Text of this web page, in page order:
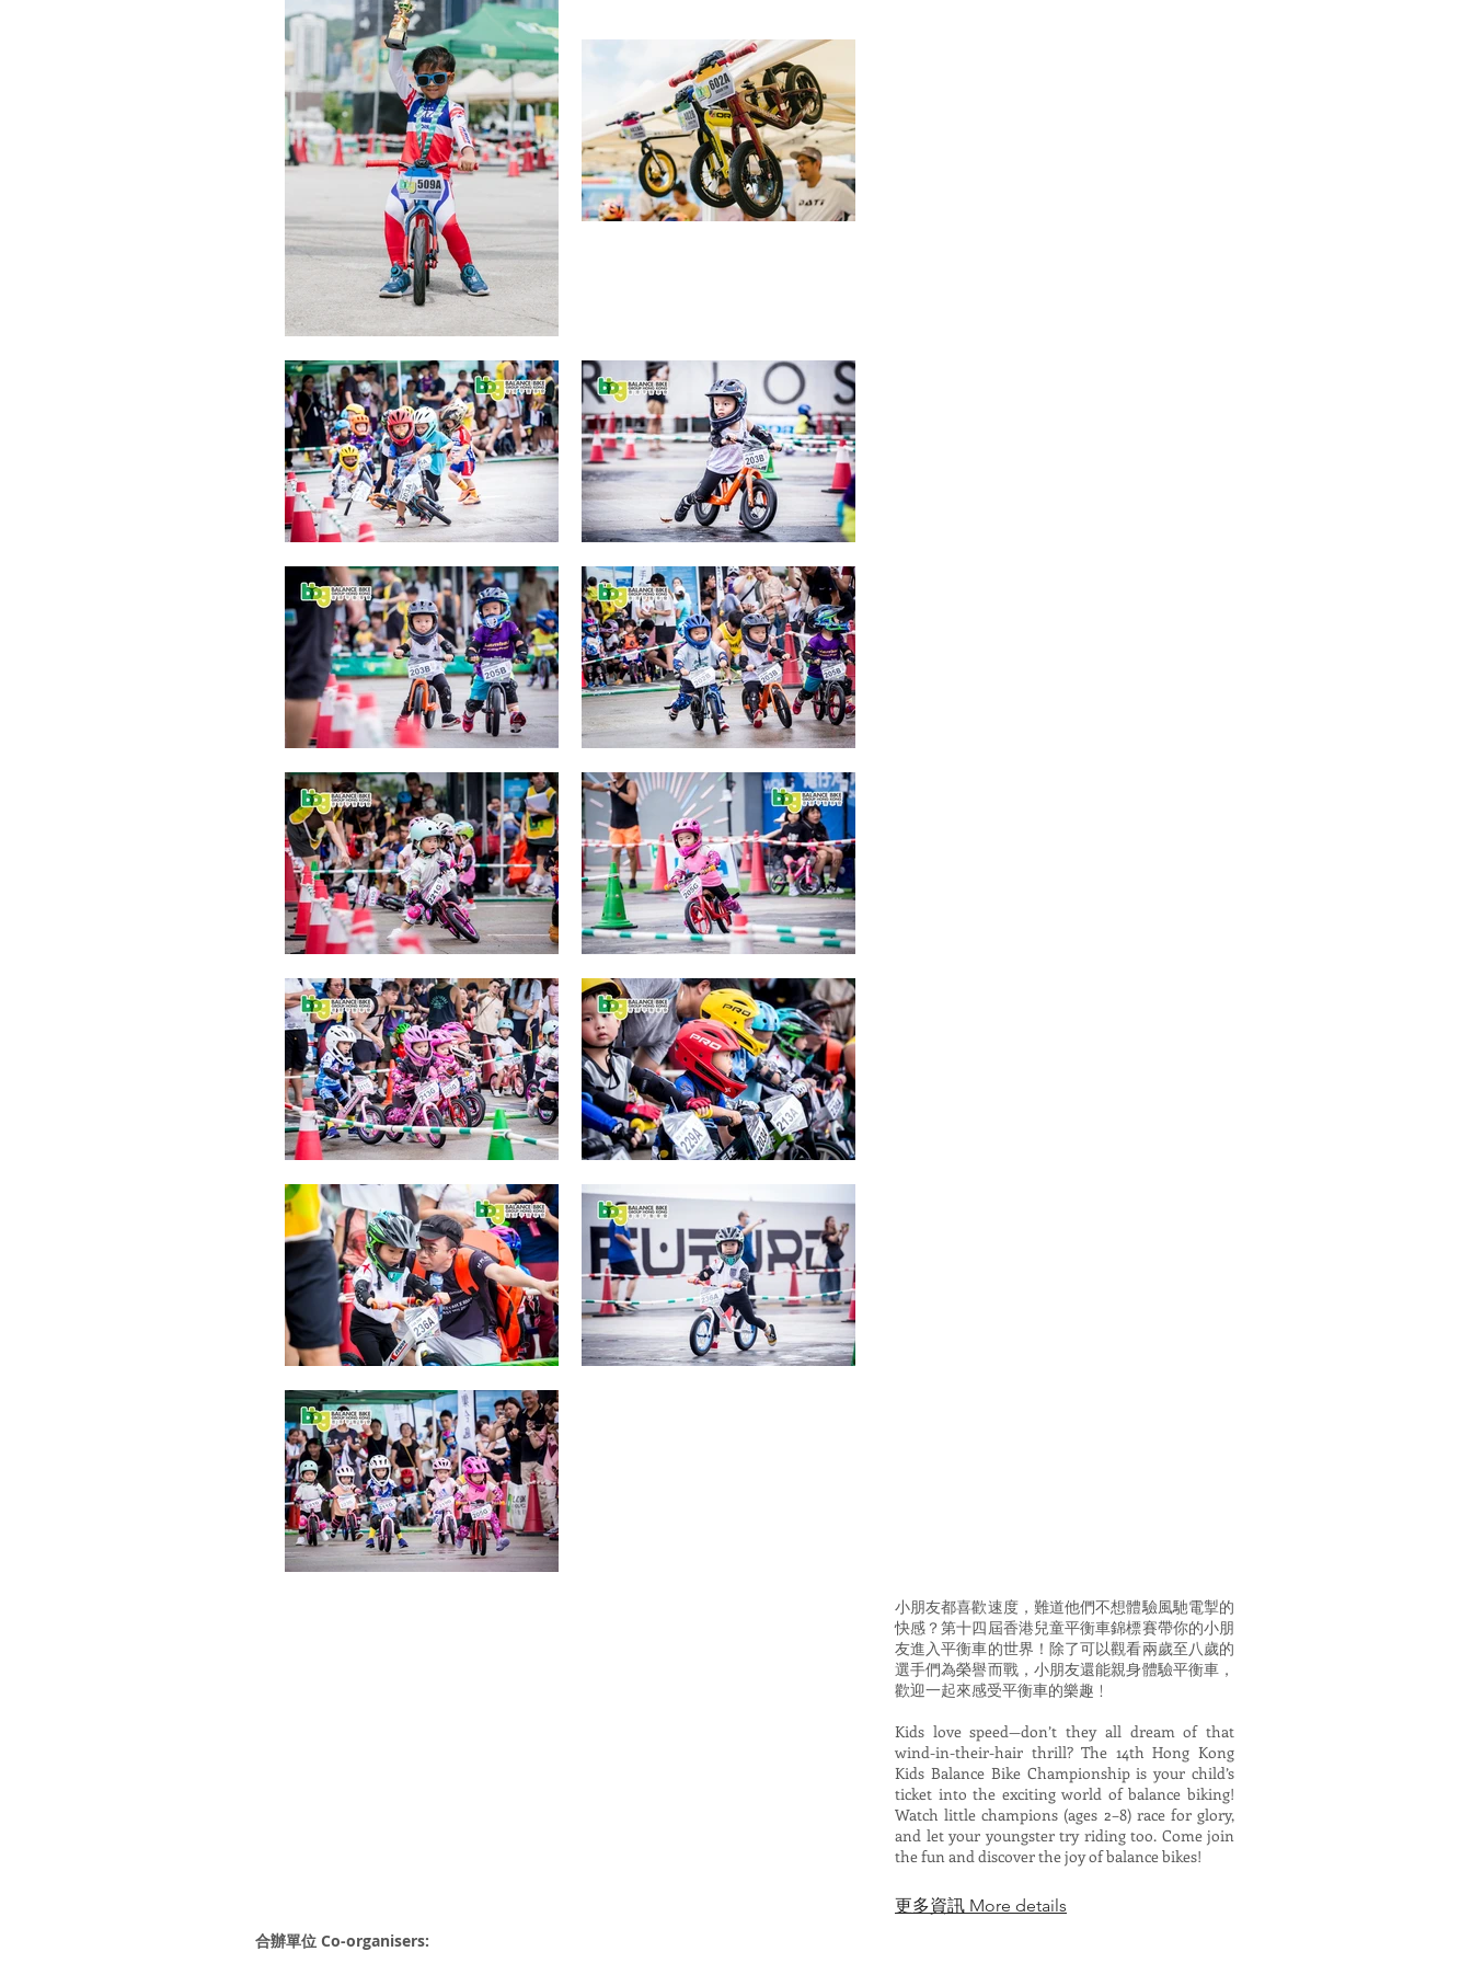
小朋友都喜歡速度，難道他們不想體驗風馳電掣的
快感？第十四屆香港兒童平衡車錦標賽帶你的小朋
友進入平衡車的世界！除了可以觀看兩歲至八歲的
選手們為榮譽而戰，小朋友還能親身體驗平衡車，
歡迎一起來感受平衡車的樂趣﹗
Kids love speed—don’t they all dream of that
wind-in-their-hair thrill? The 14th Hong Kong
Kids Balance Bike Championship is your child’s
ticket into the exciting world of balance biking!
Watch little champions (ages 2–8) race for glory,
and let your youngster try riding too. Come join
the fun and discover the joy of balance bikes!
​更多資訊 More details
合辦單位 Co-organisers: